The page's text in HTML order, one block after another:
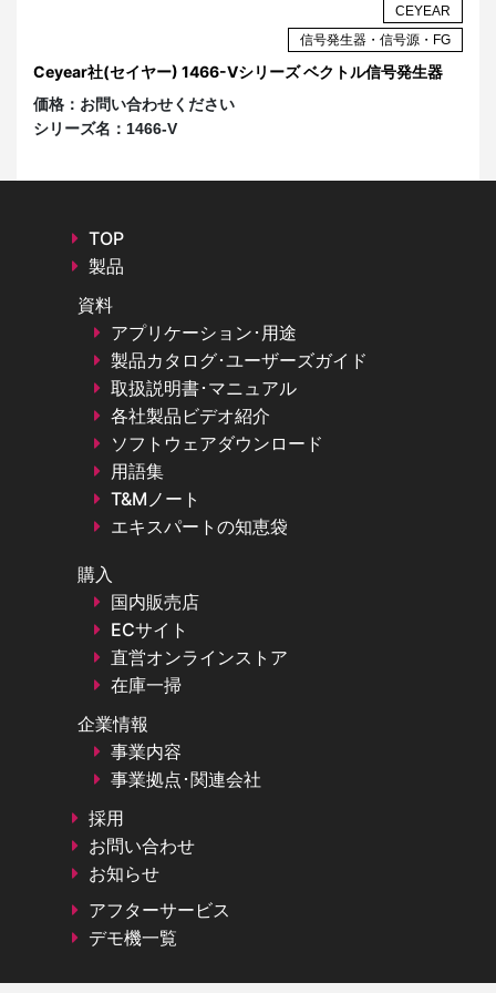
CEYEAR
信号発生器・信号源・FG
Ceyear社(セイヤー) 1466-Vシリーズ ベクトル信号発生器
価格： お問い合わせください
シリーズ名： 1466-V
TOP
製品
資料
アプリケーション･用途
製品カタログ･ユーザーズガイド
取扱説明書･マニュアル
各社製品ビデオ紹介
ソフトウェアダウンロード
用語集
T&Mノート
エキスパートの知恵袋
購入
国内販売店
ECサイト
直営オンラインストア
在庫一掃
企業情報
事業内容
事業拠点･関連会社
採用
お問い合わせ
お知らせ
アフターサービス
デモ機一覧